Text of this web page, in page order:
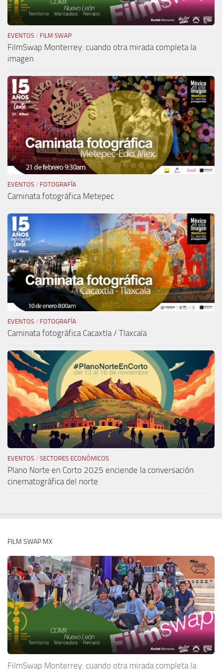
EVENTOS / FILM SWAP
FilmSwap Monterrey: cuando otra mirada completa la
imagen
EVENTOS / FOTOGRAFÍA
Caminata fotográfica Metepec
EVENTOS / FOTOGRAFÍA
Caminata fotográfica Cacaxtla / Tlaxcala
EVENTOS / SECTORES ECONÓMICOS
Plano Norte en Corto 2025 enciende la conversación
cinematográfica del norte
FILM SWAP MX
FilmSwap Monterrey: cuando otra mirada completa la